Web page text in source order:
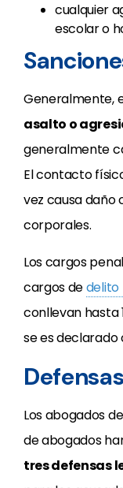
cualquier
escolar o
Generalmente,
asalto o
generalmente
El contacto
vez causa daño
corporales.
Los cargos
cargos dedelito
conllevan hasta
se es declarado
Los abogados
de abogados
tres defensas